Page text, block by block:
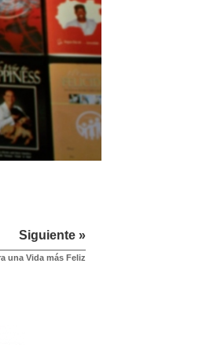
Siguiente »
una Vida más Feliz